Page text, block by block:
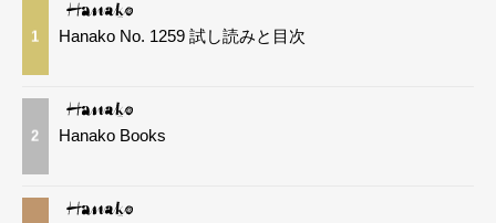
1 Hanako No. 1259 試し読みと目次
2 Hanako Books